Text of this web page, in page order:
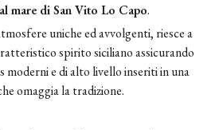
mare di San Vito Lo Capo.
uniche ed avvolgenti, riesce a
spirito siciliano assicurando
moderni e di alto livello inseriti in una
omaggia la tradizione.